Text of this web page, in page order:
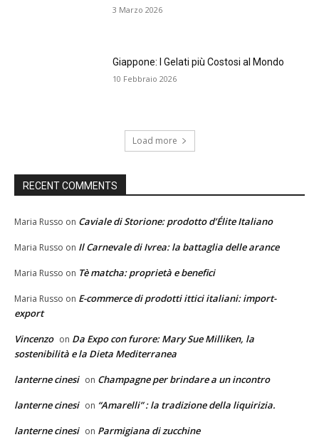
3 Marzo 2026
Giappone: I Gelati più Costosi al Mondo
10 Febbraio 2026
Load more
RECENT COMMENTS
Maria Russo on Caviale di Storione: prodotto d’Élite Italiano
Maria Russo on Il Carnevale di Ivrea: la battaglia delle arance
Maria Russo on Tè matcha: proprietà e benefici
Maria Russo on E-commerce di prodotti ittici italiani: import-
export
Vincenzo on Da Expo con furore: Mary Sue Milliken, la
sostenibilità e la Dieta Mediterranea
lanterne cinesi on Champagne per brindare a un incontro
lanterne cinesi on “Amarelli” : la tradizione della liquirizia.
lanterne cinesi on Parmigiana di zucchine